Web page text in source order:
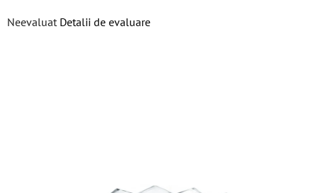
Evaluarea
Neevaluat Detalii de evaluare